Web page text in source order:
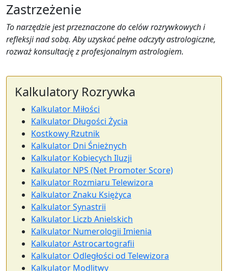
Zastrzeżenie
To narzędzie jest przeznaczone do celów rozrywkowych i
refleksji nad sobą. Aby uzyskać pełne odczyty astrologiczne,
rozważ konsultację z profesjonalnym astrologiem.
Kalkulatory Rozrywka
Kalkulator Miłości
Kalkulator Długości Życia
Kostkowy Rzutnik
Kalkulator Dni Śnieżnych
Kalkulator Kobiecych Iluzji
Kalkulator NPS (Net Promoter Score)
Kalkulator Rozmiaru Telewizora
Kalkulator Znaku Księżyca
Kalkulator Synastrii
Kalkulator Liczb Anielskich
Kalkulator Numerologii Imienia
Kalkulator Astrocartografii
Kalkulator Odległości od Telewizora
Kalkulator Modlitwy